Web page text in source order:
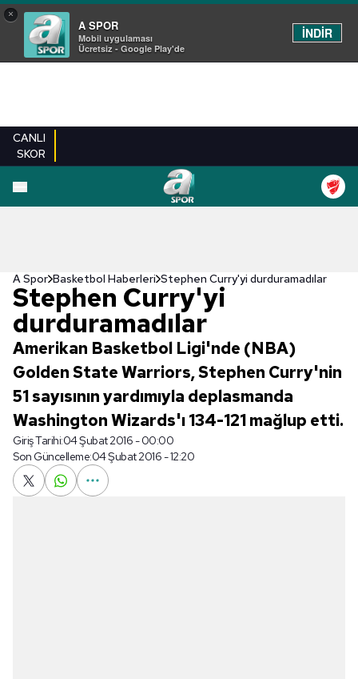
×
A SPOR
Mobil uygulaması
Ücretsiz - Google Play'de
İNDİR
CANLI
SKOR
A Spor Basketbol Haberleri Stephen Curry'yi durduramadılar
Stephen Curry'yi
durduramadılar
Amerikan Basketbol Ligi'nde (NBA)
Golden State Warriors, Stephen Curry'nin
51 sayısının yardımıyla deplasmanda
Washington Wizards'ı 134-121 mağlup etti.
Giriş Tarihi:04 Şubat 2016 - 00:00
Son Güncelleme:04 Şubat 2016 - 12:20